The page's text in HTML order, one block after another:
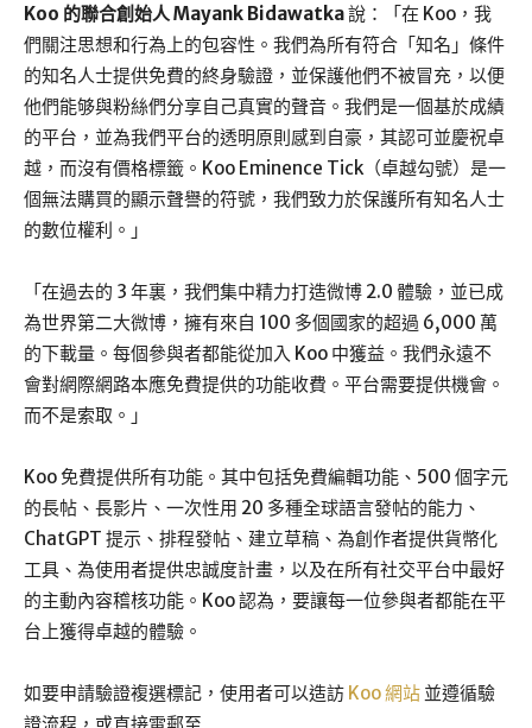
Koo 的聯合創始人 Mayank Bidawatka說：「在 Koo，我
們關注思想和行為上的包容性。我們為所有符合「知名」條件
的知名人士提供免費的終身驗證，並保護他們不被冒充，以便
他們能够與粉絲們分享自己真實的聲音。我們是一個基於成績
的平台，並為我們平台的透明原則感到自豪，其認可並慶祝卓
越，而沒有價格標籤。Koo Eminence Tick（卓越勾號）是一
個無法購買的顯示聲譽的符號，我們致力於保護所有知名人士
的數位權利。」
「在過去的 3 年裏，我們集中精力打造微博 2.0 體驗，並已成
為世界第二大微博，擁有來自 100 多個國家的超過 6,000 萬
的下載量。每個參與者都能從加入 Koo 中獲益。我們永遠不
會對網際網路本應免費提供的功能收費。平台需要提供機會。
而不是索取。」
Koo 免費提供所有功能。其中包括免費編輯功能、500 個字元
的長帖、長影片、一次性用 20 多種全球語言發帖的能力、
ChatGPT 提示、排程發帖、建立草稿、為創作者提供貨幣化
工具、為使用者提供忠誠度計畫，以及在所有社交平台中最好
的主動內容稽核功能。Koo 認為，要讓每一位參與者都能在平
台上獲得卓越的體驗。
如要申請驗證複選標記，使用者可以造訪 Koo 網站 並遵循驗